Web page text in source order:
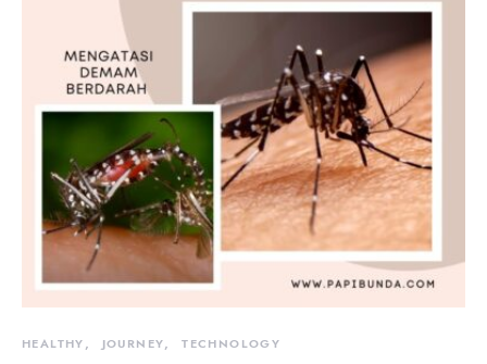
HEALTHY JOURNEY TECHNOLOGY